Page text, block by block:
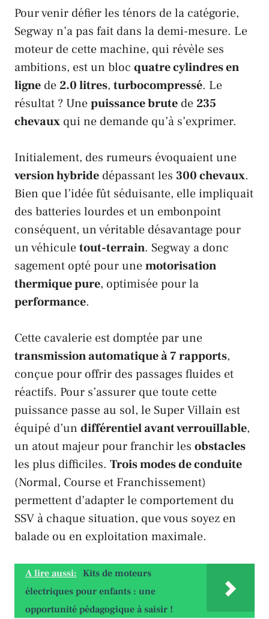
Pour venir défier les ténors de la catégorie,
Segwayn’a pas fait dans la demi-mesure. Le
moteur de cette machine, qui révèle ses
ambitions, est un bloc quatre cylindres en
ligne de2.0 litres, turbocompressé. Le
résultat ? Unepuissance brute de235
chevaux qui ne demande qu’à s’exprimer.
Initialement, des rumeurs évoquaient une
version hybride dépassant les 300 chevaux.
Bien que l’idée fût séduisante, elle impliquait
des batteries lourdes et un embonpoint
conséquent, un véritable désavantage pour
un véhiculetout-terrain. Segway a donc
sagement opté pour unemotorisation
thermique pure, optimisée pour la
performance.
Cette cavalerie est domptée par une
transmission automatique à 7 rapports,
conçue pour offrir des passages fluides et
réactifs. Pour s’assurer que toute cette
puissance passe au sol, le Super Villain est
équipé d’un différentiel avant verrouillable,
un atout majeur pour franchir les obstacles
les plus difficiles. Trois modes de conduite
(Normal, Course et Franchissement)
permettent d’adapter le comportement du
SSV à chaque situation, que vous soyez en
balade ou en exploitation maximale.
A lire aussi: Kits de moteurs
électriques pour enfants : une
opportunité pédagogique à saisir !